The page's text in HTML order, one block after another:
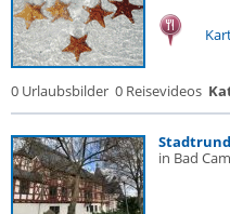
0 Urlaubsbilder 0 Reisevideos
in Bad